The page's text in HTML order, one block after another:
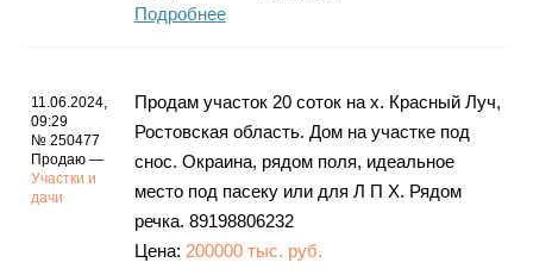
Подробнее
11.06.2024,
09:29
№ 250477
Продаю —
Участки и
дачи
Продам участок 20 соток на х. Красный Луч,
Ростовская область. Дом на участке под
снос. Окраина, рядом поля, идеальное
место под пасеку или для Л П Х. Рядом
речка. 89198806232
Цена: 200000 тыс. руб.